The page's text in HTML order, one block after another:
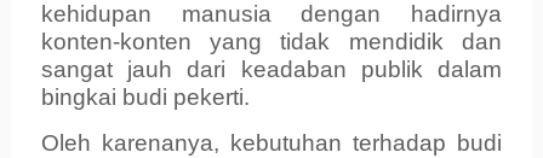
kehidupan manusia dengan hadirnya
konten-konten yang tidak mendidik dan
sangat jauh dari keadaban publik dalam
bingkai budi pekerti.
Oleh karenanya, kebutuhan terhadap budi